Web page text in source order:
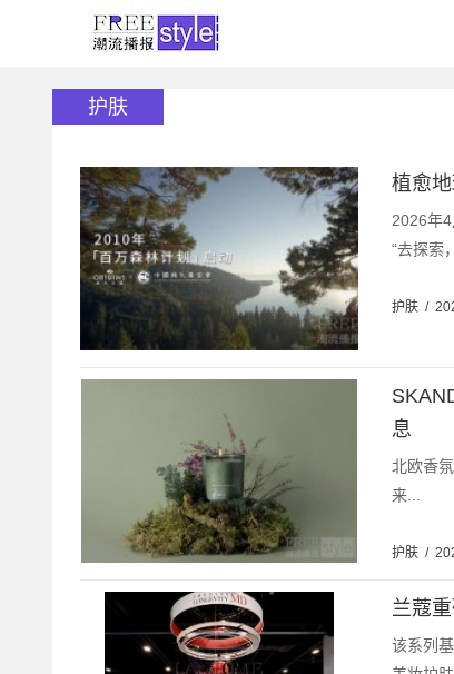
护肤
植愈
2026年
“去探索
护肤 /
息
北欧香
来...
护肤 /
兰蔻
该系列